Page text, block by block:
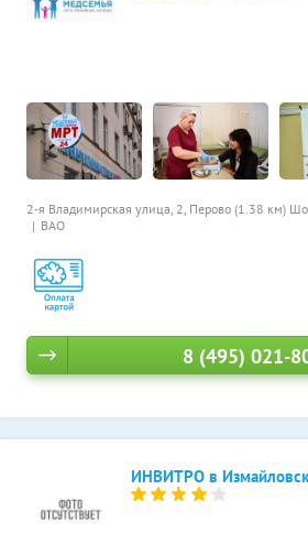
2-я Владимирская улица, 2, Перово (1.38 км)
ВАО
8 (495) 021-
ИНВИТРО в